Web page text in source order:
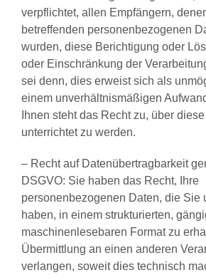
verpflichtet, allen Empfängern,
betreffenden personenbezogenen
wurden, diese Berichtigung oder
oder Einschränkung der
sei denn, dies erweist sich als
einem unverhältnismäßigen
Ihnen steht das Recht zu, über
unterrichtet zu werden.
– Recht auf Datenübertragbarkeit
DSGVO: Sie haben das Recht, Ihre
personenbezogenen Daten, die Sie
haben, in einem strukturierten,
maschinenlesebaren Format zu
Übermittlung an einen anderen
verlangen, soweit dies technisch